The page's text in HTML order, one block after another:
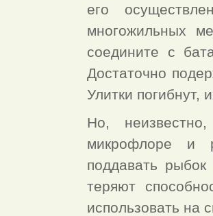
его
многожильных
соедините с
Достаточно
Улитки погибнут,
Но,
микрофлоре и
поддавать
теряют
использовать на